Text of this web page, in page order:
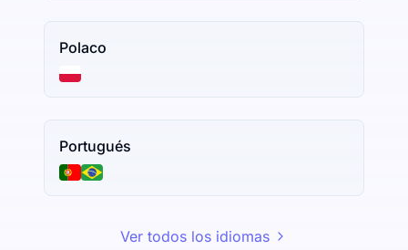
Polaco
Portugués
Ver todos los idiomas